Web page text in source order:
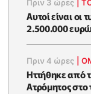
Πριν 3 ώρες |
Αυτοί είναι οι
2.500.000
Πριν 4 ώρες |
Ηττήθηκε από
Ατρόμητος στο